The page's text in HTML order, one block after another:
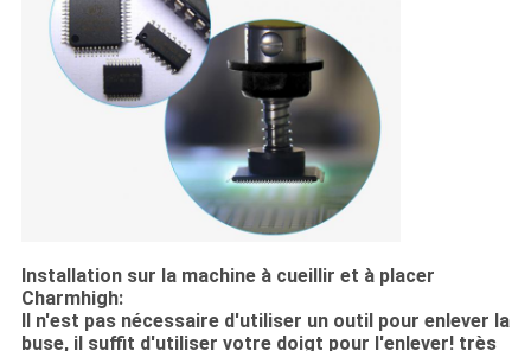
Installation sur la machine à cueillir et à placer
Charmhigh:
Il n'est pas nécessaire d'utiliser un outil pour enlever la
buse, il suffit d'utiliser votre doigt pour l'enlever! très